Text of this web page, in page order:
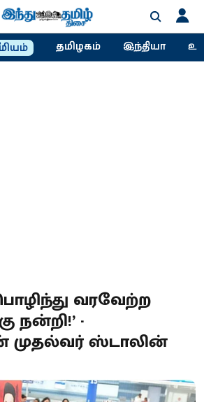
தமிழகம் இந்தியா
வரவேற்ற
நன்றி!’ -
முதல்வர் ஸ்டாலின்